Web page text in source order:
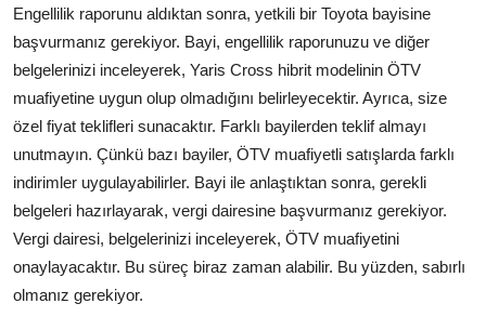
Engellilik raporunu aldıktan sonra, yetkili bir Toyota bayisine
başvurmanız gerekiyor. Bayi, engellilik raporunuzu ve diğer
belgelerinizi inceleyerek, Yaris Cross hibrit modelinin ÖTV
muafiyetine uygun olup olmadığını belirleyecektir. Ayrıca, size
özel fiyat teklifleri sunacaktır. Farklı bayilerden teklif almayı
unutmayın. Çünkü bazı bayiler, ÖTV muafiyetli satışlarda farklı
indirimler uygulayabilirler. Bayi ile anlaştıktan sonra, gerekli
belgeleri hazırlayarak, vergi dairesine başvurmanız gerekiyor.
Vergi dairesi, belgelerinizi inceleyerek, ÖTV muafiyetini
onaylayacaktır. Bu süreç biraz zaman alabilir. Bu yüzden, sabırlı
olmanız gerekiyor.